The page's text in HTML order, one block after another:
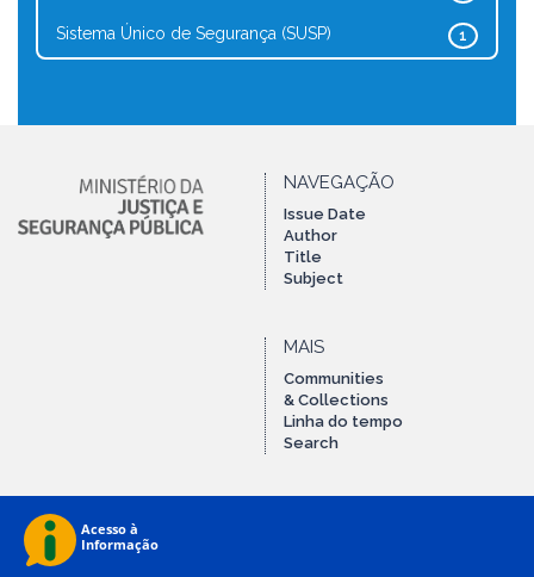
1
Sistema Único de Segurança (SUSP)
NAVEGAÇÃO
Issue Date
Author
Title
Subject
MAIS
Communities
& Collections
Linha do tempo
Search